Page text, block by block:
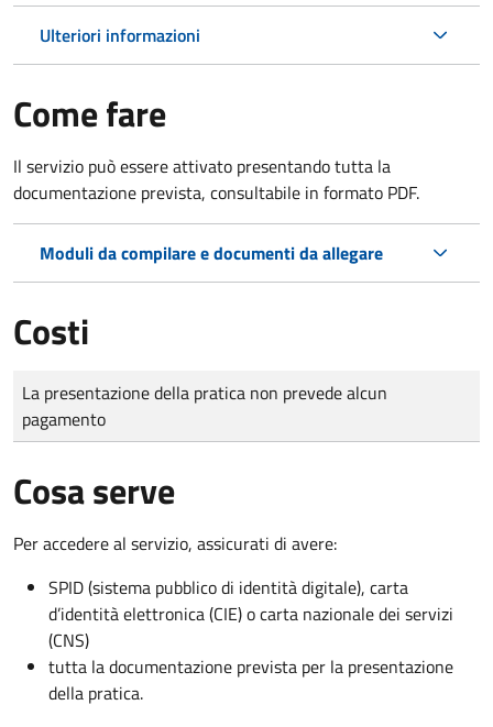
Ulteriori informazioni
Come fare
Il servizio può essere attivato presentando tutta la
documentazione prevista, consultabile in formato PDF.
Moduli da compilare e documenti da allegare
Costi
Tipo di pagamento
Importo
La presentazione della pratica non prevede alcun
pagamento
Cosa serve
Per accedere al servizio, assicurati di avere:
SPID (sistema pubblico di identità digitale), carta
d’identità elettronica (CIE) o carta nazionale dei servizi
(CNS)
tutta la documentazione prevista per la presentazione
della pratica.